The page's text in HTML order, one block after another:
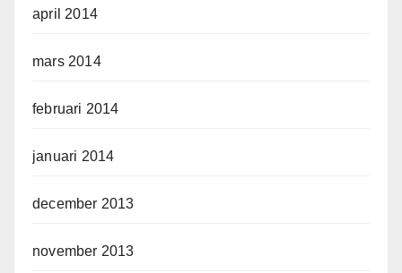
april 2014
mars 2014
februari 2014
januari 2014
december 2013
november 2013